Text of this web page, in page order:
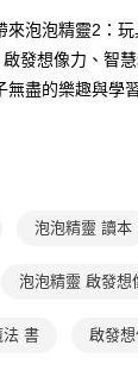
有限公司提供之
範圍內提供個人資
宜，請瀏覽以下網
額度；若仍有額度
將有權停止該用戶
來泡泡精靈2：
發想像力、智
盡的樂趣與學
泡泡精靈 讀本
泡泡精靈 啟發想
法 書 啟發